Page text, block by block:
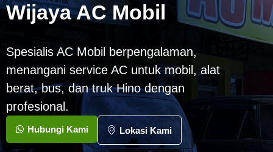
Wijaya AC Mobil
Spesialis AC Mobil berpengalaman,
menangani service AC untuk mobil, alat
berat, bus, dan truk Hino dengan
profesional.
Hubungi Kami Lokasi Kami